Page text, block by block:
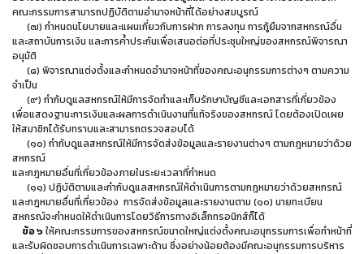
คณะกรรมการสามารถปฏิบัติตามอำนาจหน้าที่ได้อย่างสมบูรณ์
(๗) กำหนดนโยบายและแผนเกี่ยวกับการฝาก การลงทุน การกู้ยืมจากสหกรณ์อื่น
และสถาบันการเงิน และการค้ำประกันเพื่อเสนอต่อที่ประชุมใหญ่ของสหกรณ์พิจารณา
อนุมัติ
(๘) พิจารณาแต่งตั้งและกำหนดอำนาจหน้าที่ของคณะอนุกรรมการต่างๆ ตามความ
จำเป็น
(๙) กำกับดูแลสหกรณ์ให้มีการจัดทำและเก็บรักษาบัญชีและเอกสารที่เกี่ยวข้อง
เพื่อแสดงฐานะการเงินและผลการดำเนินงานที่แท้จริงของสหกรณ์ โดยต้องเปิดเผย
ให้สมาชิกได้รับทราบและสามารถตรวจสอบได้
(๑๐) กำกับดูแลสหกรณ์ให้มีการจัดส่งข้อมูลและรายงานต่างๆ ตามกฎหมายว่าด้วย
สหกรณ์
และกฎหมายอื่นที่เกี่ยวข้องภายในระยะเวลาที่กำหนด
(๑๑) ปฏิบัติตามและกำกับดูแลสหกรณ์ให้ดำเนินการตามกฎหมายว่าด้วยสหกรณ์
และกฎหมายอื่นที่เกี่ยวข้อง การจัดส่งข้อมูลและรายงานตาม (๑๐) นายทะเบียน
สหกรณ์จะกำหนดให้ดำเนินการโดยวิธีการทางอิเล็กทรอนิกส์ก็ได้
ข้อ ๖ให้คณะกรรมการของสหกรณ์ขนาดใหญ่แต่งตั้งคณะอนุกรรมการเพื่อทำหน้าที่
และรับผิดชอบการดำเนินการเฉพาะด้าน ซึ่งอย่างน้อยต้องมีคณะอนุกรรมการบริหาร